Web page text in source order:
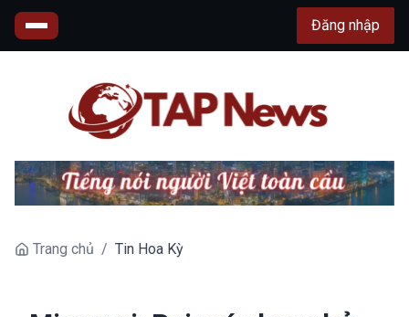
Đăng nhập
Trang chủ / Tin Hoa Kỳ